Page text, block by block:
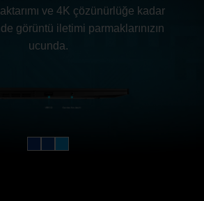
ve 4K çözünürlüğe kadar
görüntü iletimi parmaklarınızın
ucunda.